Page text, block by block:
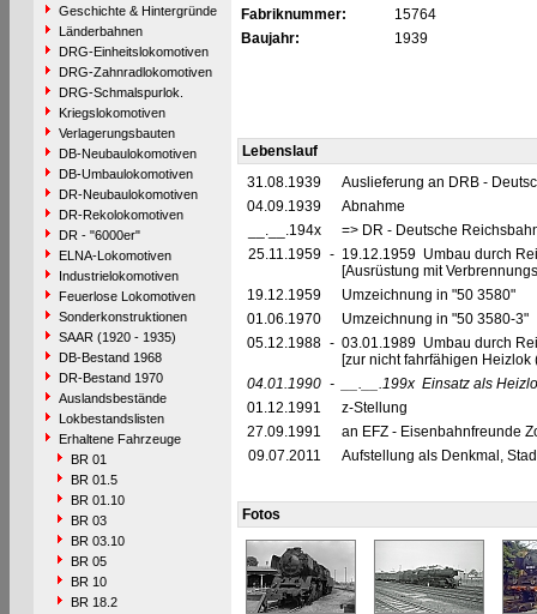
Geschichte & Hintergründe
Länderbahnen
DRG-Einheitslokomotiven
DRG-Zahnradlokomotiven
DRG-Schmalspurlok.
Kriegslokomotiven
Verlagerungsbauten
DB-Neubaulokomotiven
DB-Umbaulokomotiven
DR-Neubaulokomotiven
DR-Rekolokomotiven
DR - "6000er"
ELNA-Lokomotiven
Industrielokomotiven
Feuerlose Lokomotiven
Sonderkonstruktionen
SAAR (1920 - 1935)
DB-Bestand 1968
DR-Bestand 1970
Auslandsbestände
Lokbestandslisten
Erhaltene Fahrzeuge
BR 01
BR 01.5
BR 01.10
BR 03
BR 03.10
BR 05
BR 10
BR 18.2
Fabriknummer:
15764
Baujahr:
1939
Lebenslauf
31.08.1939
Auslieferung an DRB -
04.09.1939
Abnahme
__.__.194x
=> DR - Deutsche
25.11.1959 - 19.12.1959 Umbau durch
[Ausrüstung mit
19.12.1959
Umzeichnung in "50 3580"
01.06.1970
Umzeichnung in "50 3580-3"
05.12.1988 - 03.01.1989 Umbau durch
[zur nicht fahrfähigen
04.01.1990 - __.__.199x Einsatz als
01.12.1991
z-Stellung
27.09.1991
an EFZ - Eisenbahnfreunde
09.07.2011
Aufstellung als Denkmal,
Fotos